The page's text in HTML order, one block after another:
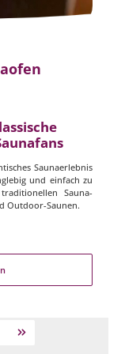
Saunaerlebnis
und einfach zu
Sauna-
Outdoor-Saunen.